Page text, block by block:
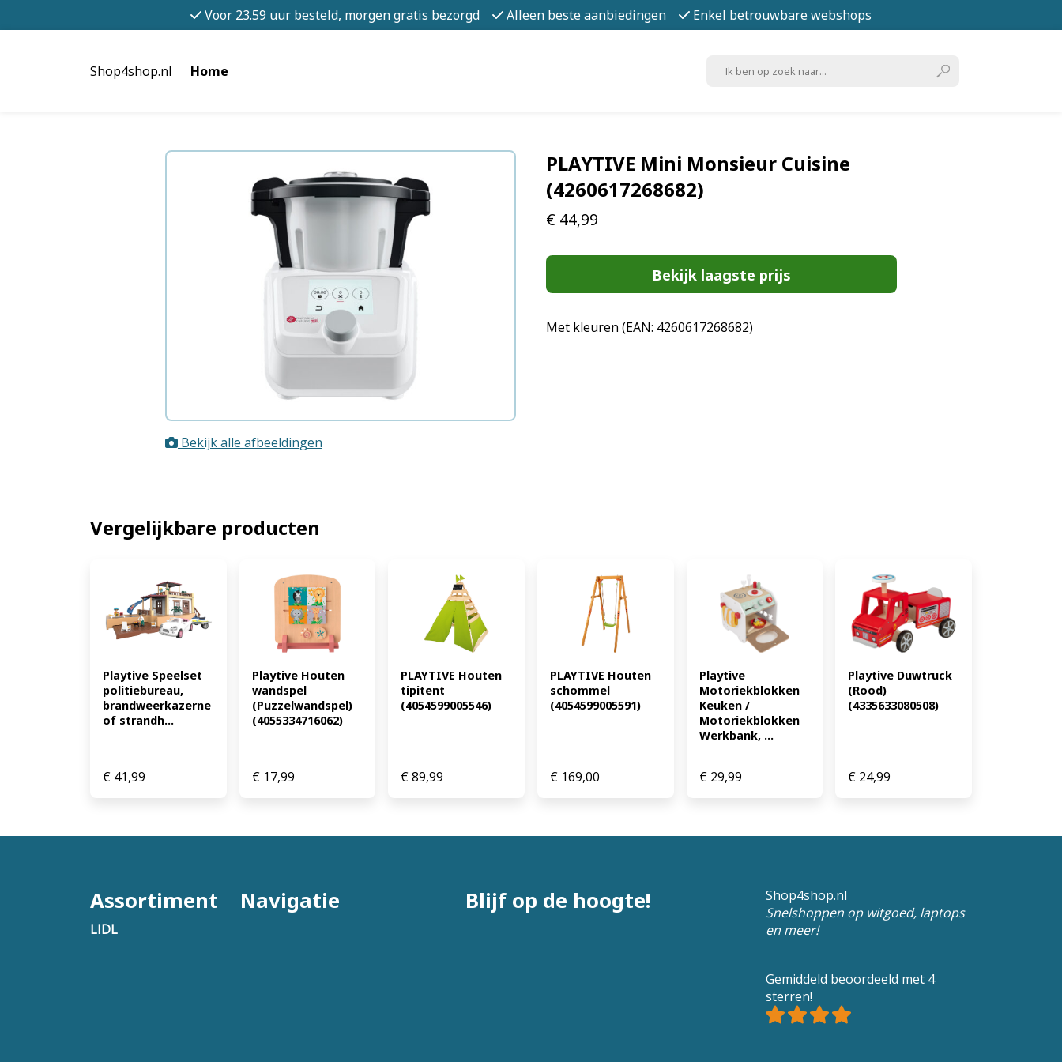
Voor 23.59 uur besteld, morgen gratis bezorgd Alleen beste aanbiedingen Enkel betrouwbare webshops
Shop4shop.nl Home
Bekijk alle afbeeldingen
PLAYTIVE Mini Monsieur Cuisine
(4260617268682)
€ 44,99
Bekijk laagste prijs
Met kleuren (EAN: 4260617268682)
Vergelijkbare producten
Playtive Speelset
politiebureau,
brandweerkazerne
of strandh...
€ 41,99
Playtive Houten
wandspel
(Puzzelwandspel)
(4055334716062)
€17,99
PLAYTIVE Houten
tipitent
(4054599005546)
€89,99
PLAYTIVE Houten
schommel
(4054599005591)
€169,00
Playtive
Motoriekblokken
Keuken /
Motoriekblokken
Werkbank, ...
€29,99
Playtive Duwtruck
(Rood)
(4335633080508)
€ 24,99
Assortiment
LIDL
Navigatie Blijf op de hoogte!
Shop4shop.nl
Snelshoppen op witgoed, laptops
en meer!
Gemiddeld beoordeeld met 4
sterren!